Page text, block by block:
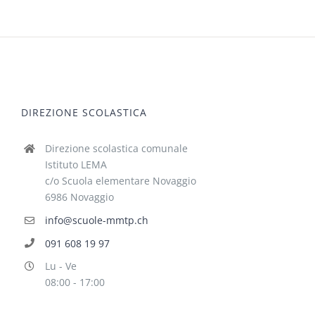
DIREZIONE SCOLASTICA
Direzione scolastica comunale
Istituto LEMA
c/o Scuola elementare Novaggio
6986 Novaggio
info@scuole-mmtp.ch
091 608 19 97
Lu - Ve
08:00 - 17:00